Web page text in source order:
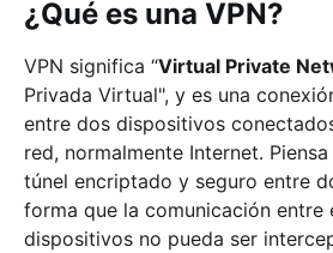
¿Qué es una VPN?
VPN significa “Virtual Private
Privada Virtual", y es una
entre dos dispositivos
red, normalmente Internet.
túnel encriptado y seguro entre
forma que la comunicación entre
dispositivos no pueda ser